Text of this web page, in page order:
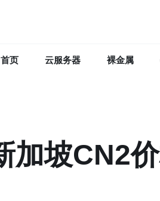
首页 云服务器 裸金属
加坡CN2